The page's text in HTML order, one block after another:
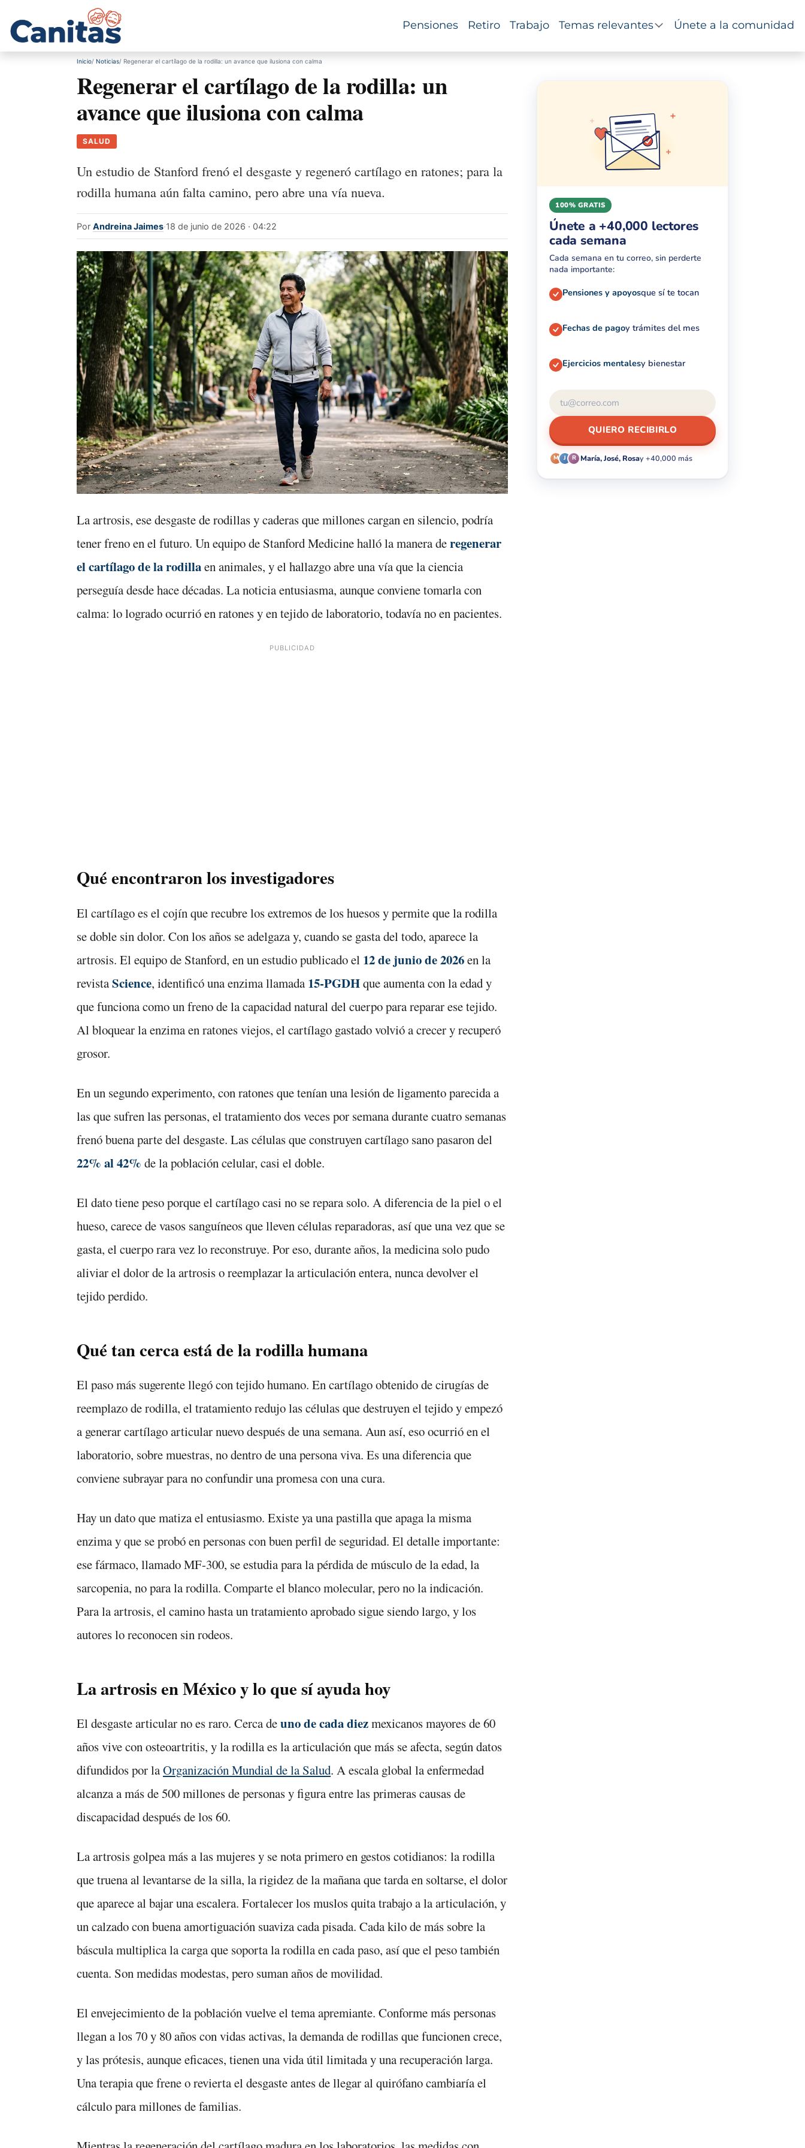
Pensiones Retiro Trabajo Temas relevantes Únete a la comunidad
Inicio Noticias Regenerar el cartílago de la rodilla: un avance que ilusiona con calma
Regenerar el cartílago de la rodilla: un
avance que ilusiona con calma
SALUD
Un estudio de Stanford frenó el desgaste y regeneró cartílago en ratones; para la
rodilla humana aún falta camino, pero abre una vía nueva.
Por Andreina Jaimes·18 de junio de 2026 · 04:22
La artrosis, ese desgaste de rodillas y caderas que millones cargan en silencio, podría
tener freno en el futuro. Un equipo de Stanford Medicine halló la manera deregenerar
el cartílago de la rodillaen animales, y el hallazgo abre una vía que la ciencia
perseguía desde hace décadas. La noticia entusiasma, aunque conviene tomarla con
calma: lo logrado ocurrió en ratones y en tejido de laboratorio, todavía no en pacientes.
PUBLICIDAD
Qué encontraron los investigadores
El cartílago es el cojín que recubre los extremos de los huesos y permite que la rodilla
se doble sin dolor. Con los años se adelgaza y, cuando se gasta del todo, aparece la
artrosis. El equipo de Stanford, en un estudio publicado el 12 de junio de 2026en la
revistaScience, identificó una enzima llamada 15-PGDHque aumenta con la edad y
que funciona como un freno de la capacidad natural del cuerpo para reparar ese tejido.
Al bloquear la enzima en ratones viejos, el cartílago gastado volvió a crecer y recuperó
grosor.
En un segundo experimento, con ratones que tenían una lesión de ligamento parecida a
las que sufren las personas, el tratamiento dos veces por semana durante cuatro semanas
frenó buena parte del desgaste. Las células que construyen cartílago sano pasaron del
22% al 42% de la población celular, casi el doble.
El dato tiene peso porque el cartílago casi no se repara solo. A diferencia de la piel o el
hueso, carece de vasos sanguíneos que lleven células reparadoras, así que una vez que se
gasta, el cuerpo rara vez lo reconstruye. Por eso, durante años, la medicina solo pudo
aliviar el dolor de la artrosis o reemplazar la articulación entera, nunca devolver el
tejido perdido.
Qué tan cerca está de la rodilla humana
El paso más sugerente llegó con tejido humano. En cartílago obtenido de cirugías de
reemplazo de rodilla, el tratamiento redujo las células que destruyen el tejido y empezó
a generar cartílago articular nuevo después de una semana. Aun así, eso ocurrió en el
laboratorio, sobre muestras, no dentro de una persona viva. Es una diferencia que
conviene subrayar para no confundir una promesa con una cura.
Hay un dato que matiza el entusiasmo. Existe ya una pastilla que apaga la misma
enzima y que se probó en personas con buen perfil de seguridad. El detalle importante:
ese fármaco, llamado MF-300, se estudia para la pérdida de músculo de la edad, la
sarcopenia, no para la rodilla. Comparte el blanco molecular, pero no la indicación.
Para la artrosis, el camino hasta un tratamiento aprobado sigue siendo largo, y los
autores lo reconocen sin rodeos.
La artrosis en México y lo que sí ayuda hoy
El desgaste articular no es raro. Cerca deuno de cada diezmexicanos mayores de 60
años vive con osteoartritis, y la rodilla es la articulación que más se afecta, según datos
difundidos por laOrganización Mundial de la Salud. A escala global la enfermedad
alcanza a más de 500 millones de personas y figura entre las primeras causas de
discapacidad después de los 60.
La artrosis golpea más a las mujeres y se nota primero en gestos cotidianos: la rodilla
que truena al levantarse de la silla, la rigidez de la mañana que tarda en soltarse, el dolor
que aparece al bajar una escalera. Fortalecer los muslos quita trabajo a la articulación, y
un calzado con buena amortiguación suaviza cada pisada. Cada kilo de más sobre la
báscula multiplica la carga que soporta la rodilla en cada paso, así que el peso también
cuenta. Son medidas modestas, pero suman años de movilidad.
El envejecimiento de la población vuelve el tema apremiante. Conforme más personas
llegan a los 70 y 80 años con vidas activas, la demanda de rodillas que funcionen crece,
y las prótesis, aunque eficaces, tienen una vida útil limitada y una recuperación larga.
Una terapia que frene o revierta el desgaste antes de llegar al quirófano cambiaría el
cálculo para millones de familias.
100% GRATIS
Únete a +40,000 lectores
cada semana
Cada semana en tu correo, sin perderte
nada importante:
Pensiones y apoyosque sí te tocan
Fechas de pagoy trámites del mes
Ejercicios mentalesy bienestar
QUIERO RECIBIRLO
M J R María, José, Rosay +40,000 más